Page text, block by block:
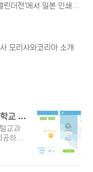
더전'에서 일본 인쇄산
금상을 수상
모리사와코리아 소개
교 영
」
교과
공하는
폰트